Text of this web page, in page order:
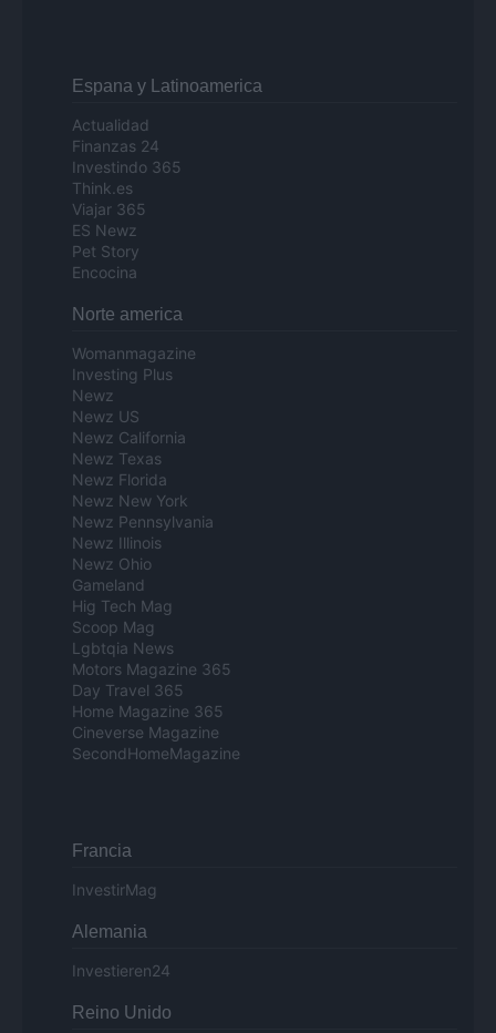
Espana y Latinoamerica
Actualidad
Finanzas 24
Investindo 365
Think.es
Viajar 365
ES Newz
Pet Story
Encocina
Norte america
Womanmagazine
Investing Plus
Newz
Newz US
Newz California
Newz Texas
Newz Florida
Newz New York
Newz Pennsylvania
Newz Illinois
Newz Ohio
Gameland
Hig Tech Mag
Scoop Mag
Lgbtqia News
Motors Magazine 365
Day Travel 365
Home Magazine 365
Cineverse Magazine
SecondHomeMagazine
Francia
InvestirMag
Alemania
Investieren24
Reino Unido